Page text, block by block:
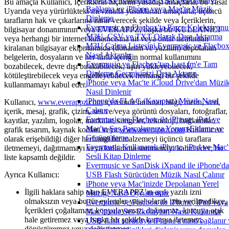
Bağlama ve iPhone veya Mac'te Müzik
Dinleme
Evermusic ve Flacbox'ta Parça
M3U, CSV ve TXT Olarak Dışa Aktarma
M3U Çalma Listesini Evermusic ve
Nasıl Aktarılır
Evermusic ve Flacbox'tan Last.fm'e Tam
Dinleme Geçmişinizi Dışa Aktarın
iPhone veya Mac'te iCloud Drive'dan
Nasıl Dinlenir
iPhone'da FLAC (Kayıpsız) Müzik Nasıl
Çalınır
Evermusic ve Flacbox ile iPhone, iPad ve
Mac'te Ses Parçalarınıza Yorum Ekleme ve
Görüntüleme
Evermusic Kullanarak iPhone, iPad ve
Sesli Kitap Dinleme
Evermusic ve SanDisk iXpand ile iPhone'da
USB Flash Sürücüden Müzik Nasıl Çalınır
iPhone veya Mac'inizde Depolanan Yerel
Muzigi Nasil Oynatirsiniz
Evermusic ve Flacbox ile iPhone, iPad veya
Mac'inizde Ses Ekolayzırı Nasıl Kullanılır
USB flash sürücüyü iPhone'a nasıl bağlanır
Uyarıda veya yürürlükteki mevzuatla yasaklanan amaçlarla, üçüncü
tarafların hak ve çıkarlarına zarar verecek şekilde veya İçeriklerin,
bilgisayar donanımının veya EVERAPPZ, başka bir KULLANICI
veya herhangi bir internet kullanıcısına ait veya onlar tarafından
kiralanan bilgisayar ekipmanında (donanım ve yazılım) depolanan
belgelerin, dosyaların ve her türlü içeriğin normal kullanımını
bozabilecek, devre dışı bırakabilecek, aşırı yükleyebilecek,
kötüleştirebilecek veya engelleyebilecek herhangi bir şekilde
kullanmamayı kabul eder.
Kullanıcı, www.everappz.comiçerisinde bulunan bilgi, metin, veri,
içerik, mesaj, grafik, çizim, ses ve/veya görüntü dosyaları, fotoğraflar,
kayıtlar, yazılım, logolar, markalar, simgeler, teknoloji, bağlantılar,
grafik tasarım, kaynak kodları veyawww.everappz.comKullanıcısı
olarak erişebildiği diğer herhangi bir malzemeyi üçüncü taraflara
iletmemeyi, dağıtmamayı veya kullanıma sunmamayı kabul eder; bu
liste kapsamlı değildir.
Ayrıca Kullanıcı:
İlgili haklara sahip olan EVERAPPZ’ın açık yazılı izni
olmaksızın veya bu tür eylemler yasal olarak izin verilmedikçe,
İçerikleri çoğaltamaz, kopyalayamaz, dağıtamaz, kamuya açık
hale getiremez veya başka bir şekilde kamuya iletemez,